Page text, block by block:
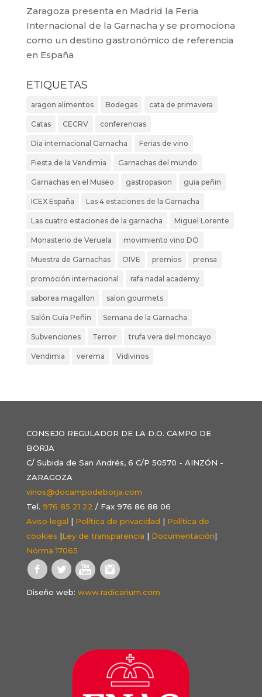
Zaragoza presenta en Madrid la Feria
Internacional de la Garnacha y se promociona
como un destino gastronómico de referencia
en España
ETIQUETAS
aragon alimentos Bodegas cata de primavera
Catas CECRV conferencias
Dia internacional Garnacha Ferias de vino
Fiesta de la Vendimia Garnachas del mundo
Garnachas en el Museo gastropasion guia peñin
ICEX España Las 4 estaciones de la Garnacha
Las cuatro estaciones de la garnacha Miguel Lorente
Monasterio de Veruela movimiento vino DO
Muestra de Garnachas OIVE premios prensa
promoción internacional rafa nadal academy
saborea magallon salon gourmets
Salón Guía Peñin Semana de la Garnacha
Subvenciones Terroir trufa vera del moncayo
Vendimia verema Vidivinos
CONSEJO REGULADOR DE LA D.O. CAMPO DE
BORJA
C/ Subida de San Andrés, 6 C/P 50570 - AINZÓN -
ZARAGOZA
vinos@docampodeborja.com
Tel. 976 85 21 22 / Fax 976 86 88 06
Aviso legal | Política de privacidad | Política de
cookies |Ley de transparencia | Documentación|
Norma 17065
Diseño web: www.radicarium.com